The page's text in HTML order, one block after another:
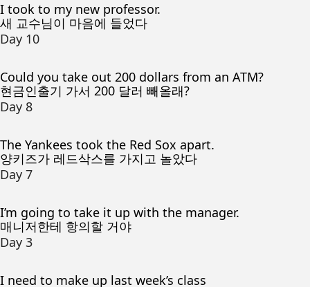
I took to my new professor.
새 교수님이 마음에 들었다
Day 10
Could you take out 200 dollars from an ATM?
현금인출기 가서 200 달러 빼올래?
Day 8
The Yankees took the Red Sox apart.
양키즈가 레드삭스를 가지고 놀았다
Day 7
I’m going to take it up with the manager.
매니저한테 항의할 거야
Day 3
I need to make up last week’s class